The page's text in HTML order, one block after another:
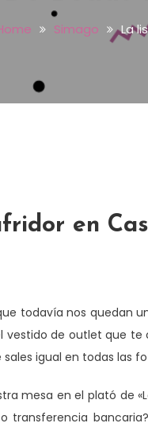
Simago La
en
todavía nos quedan
de outlet que
igual en todas las
mesa en el plató de
transferencia